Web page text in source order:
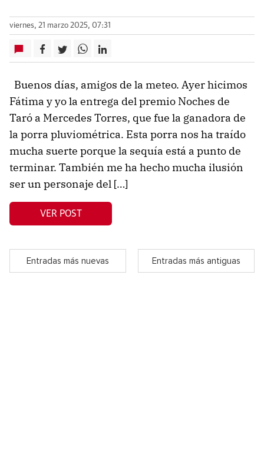
viernes, 21 marzo 2025, 07:31
Buenos días, amigos de la meteo. Ayer hicimos
Fátima y yo la entrega del premio Noches de
Taró a Mercedes Torres, que fue la ganadora de
la porra pluviométrica. Esta porra nos ha traído
mucha suerte porque la sequía está a punto de
terminar. También me ha hecho mucha ilusión
ser un personaje del […]
VER POST
Entradas más nuevas Entradas más antiguas